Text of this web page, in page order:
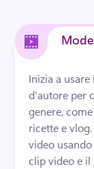
Inizia a
d'autore per
genere,
ricette e vlog.
video
clip video e il